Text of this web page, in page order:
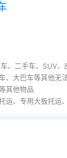
、二手车、SUV、
、大巴车等其他无
其他物品
运、专用大板托运